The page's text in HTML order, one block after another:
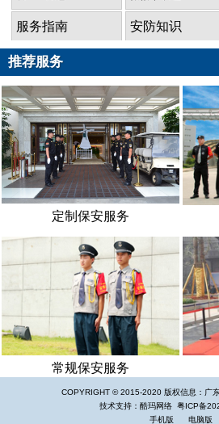
服务指南 安防知识
推荐服务
定制保安服务
常规保安服务
COPYRIGHT © 2015-2020 版权信息：广
技术支持：酷玛网络 粤ICP备
手机版
电脑版